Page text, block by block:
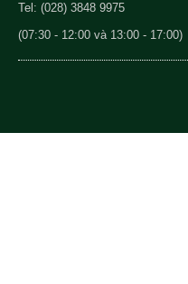
Tel: (028) 3848 9975
(07:30 - 12:00 và 13:00 - 17:00)